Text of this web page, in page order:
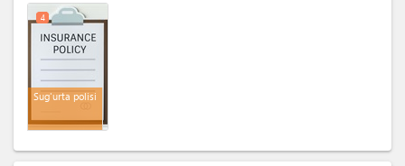
Sug'urta polisi
4